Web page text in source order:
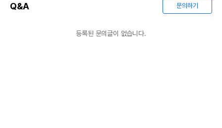
Q&A 문의하기
등록된 문의글이 없습니다.